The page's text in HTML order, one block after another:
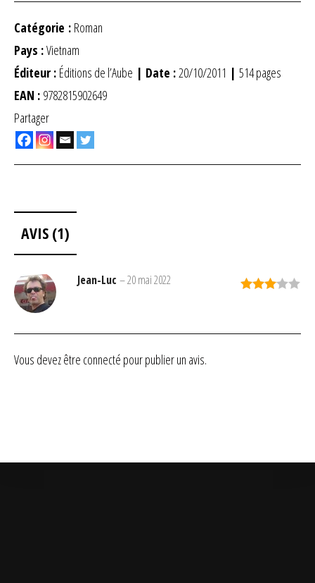
Catégorie : Roman
Pays :Vietnam
Éditeur : Éditions de l’Aube | Date :20/10/2011 | 514 pages
EAN : 9782815902649
Partager
AVIS (1)
Jean-Luc –20 mai 2022
Vous devez être connecté pour publier un avis.